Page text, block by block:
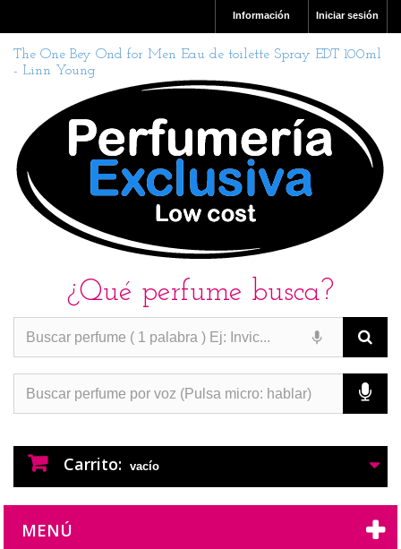
Iniciar sesión
Información
The One Bey Ond for Men Eau de toilette Spray EDT 100ml
- Linn Young
¿Qué perfume busca?
Carrito: vacío
MENÚ